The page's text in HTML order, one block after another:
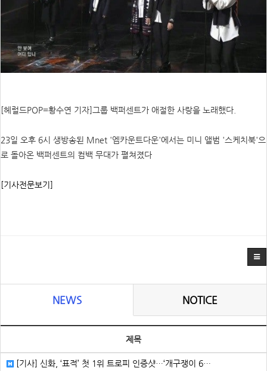
[헤럴드POP=황수연 기자]그룹 백퍼센트가 애절한 사랑을 노래했다.
23일 오후 6시 생방송된 Mnet '엠카운트다운'에서는 미니 앨범 '스케치북'으
로 돌아온 백퍼센트의 컴백 무대가 펼쳐졌다
[기사전문보기]
NEWS NOTICE
제목
[기사] 신화, ‘표적’ 첫 1위 트로피 인증샷…‘개구쟁이 6…